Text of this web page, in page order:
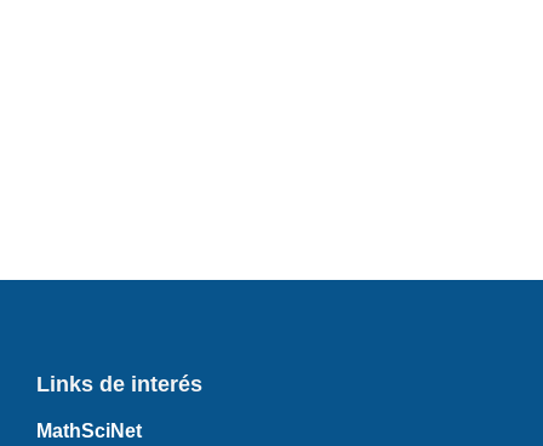
Links de interés
MathSciNet